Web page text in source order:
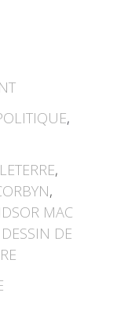
,
,
,
MAC
DESSIN DE